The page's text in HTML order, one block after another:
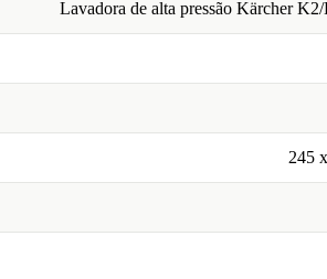
Lavadora de alta pressão Kärcher
245